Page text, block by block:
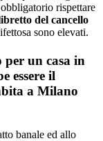
rispettare
del cancello
sono elevati.
per un casa in
essere il
a Milano
banale ed allo